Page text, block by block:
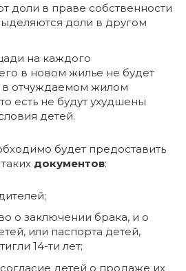
доли в праве собственности
доли в другом
на каждого
в новом жилье не будет
отчуждаемом жилом
есть не будут ухудшены
детей.
будет предоставить
документов:
о заключении брака, и о
или паспорта детей,
14-ти лет;
детей о продаже их